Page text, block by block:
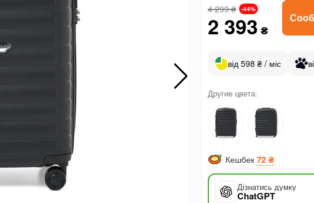
4 299₴ -44%
2 393 ₴
від 598 ₴ / міс
Другие цвета:
Кешбек 72 ₴
Дізнатись думку
ChatGPT